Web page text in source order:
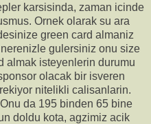
karsisinda, zaman icinde
Ornek olarak su ara
green card almaniz
gulersiniz onu size
almak isteyenlerin durumu
olacak bir isveren
nitelikli calisanlarin.
da 195 binden 65 bine
doldu kota, agzimiz acik